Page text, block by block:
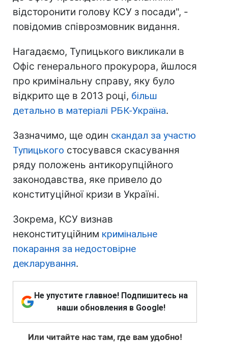
відсторонити голову КСУ з посади", -
повідомив співрозмовник видання.
Нагадаємо, Тупицького викликали в
Офіс генерального прокурора, йшлося
про кримінальну справу, яку було
відкрито ще в 2013 році, більш
детально в матеріалі РБК-Україна.
Зазначимо, ще один скандал за участю
Тупицького стосувався скасування
ряду положень антикорупційного
законодавства, яке привело до
конституційної кризи в Україні.
Зокрема, КСУ визнав
неконституційним кримінальне
покарання за недостовірне
декларування.
Не упустите главное! Подпишитесь на
наши обновления в Google!
Или читайте нас там, где вам удобно!